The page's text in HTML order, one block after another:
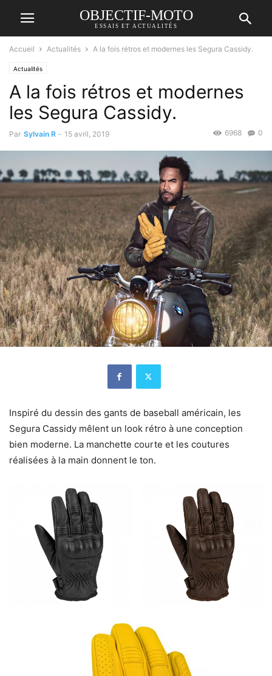
OBJECTIF-MOTO
ESSAIS ET ACTUALITÉS
Accueil Actualités A la fois rétros et modernes les Segura Cassidy.
Actualités
A la fois rétros et modernes
les Segura Cassidy.
Par Sylvain R - 15 avril, 2019 0
6968
Inspiré du dessin des gants de baseball américain, les
Segura Cassidy mêlent un look rétro à une conception
bien moderne. La manchette courte et les coutures
réalisées à la main donnent le ton.